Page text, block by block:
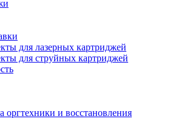
для лазерных картриджей
для струйных картриджей
оргтехники и восстановления